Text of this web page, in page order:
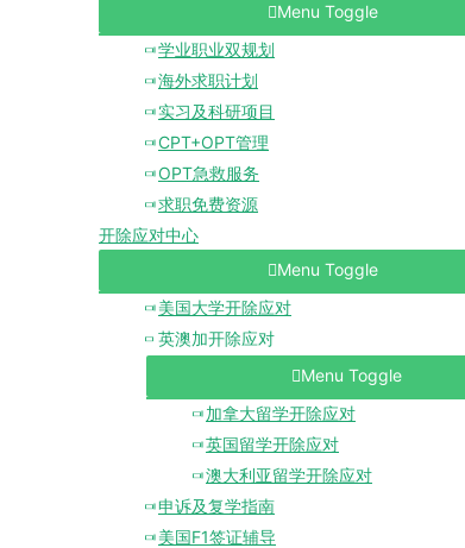
Menu Toggle
学业职业双规划
海外求职计划
实习及科研项目
CPT+OPT管理
OPT急救服务
求职免费资源
开除应对中心
Menu Toggle
美国大学开除应对
英澳加开除应对
Menu Toggle
加拿大留学开除应对
英国留学开除应对
澳大利亚留学开除应对
申诉及复学指南
美国F1签证辅导